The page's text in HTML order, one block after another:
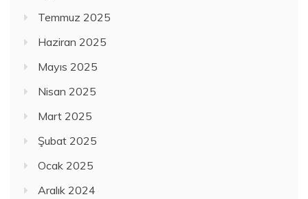
Temmuz 2025
Haziran 2025
Mayıs 2025
Nisan 2025
Mart 2025
Şubat 2025
Ocak 2025
Aralık 2024